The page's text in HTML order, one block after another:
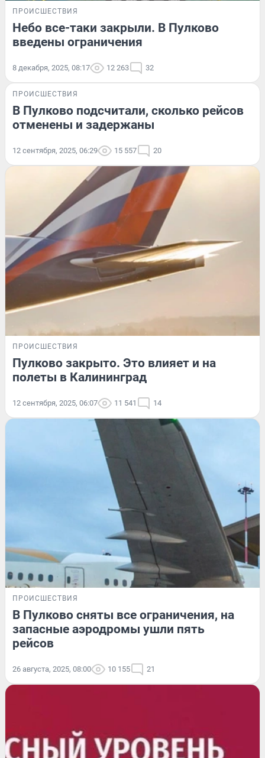
ПРОИСШЕСТВИЯ
Небо все-таки закрыли. В Пулково
введены ограничения
8 декабря, 2025, 08:17 12 263 32
ПРОИСШЕСТВИЯ
В Пулково подсчитали, сколько рейсов
отменены и задержаны
12 сентября, 2025, 06:29 15 557 20
ПРОИСШЕСТВИЯ
Пулково закрыто. Это влияет и на
полеты в Калининград
12 сентября, 2025, 06:07 11 541 14
ПРОИСШЕСТВИЯ
В Пулково сняты все ограничения, на
запасные аэродромы ушли пять
рейсов
26 августа, 2025, 08:00 10 155 21